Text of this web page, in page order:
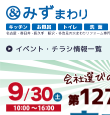
名古屋・春日井・長久手・稲沢・多治見の水まわりリフォーム専
イベント・チラシ情報一覧